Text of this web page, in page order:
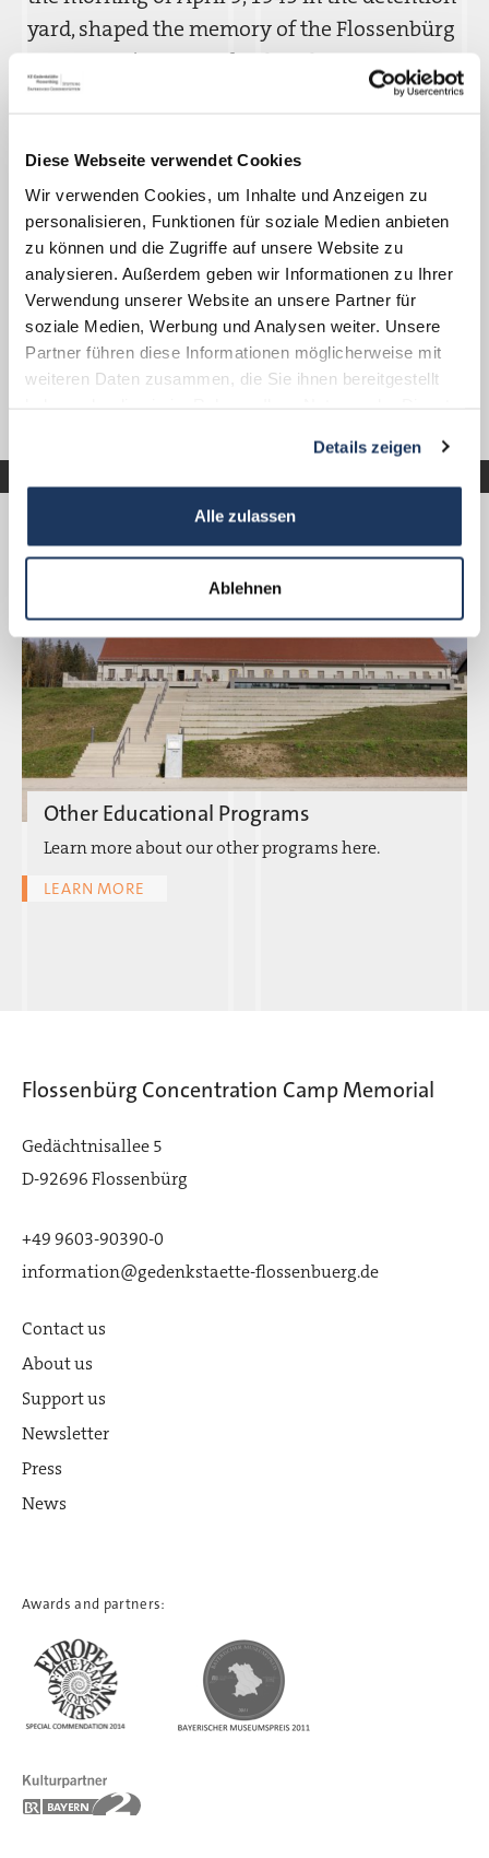
Diese Webseite verwendet Cookies
Wir verwenden Cookies, um Inhalte und Anzeigen zu
personalisieren, Funktionen für soziale Medien anbieten
zu können und die Zugriffe auf unsere Website zu
analysieren. Außerdem geben wir Informationen zu Ihrer
Verwendung unserer Website an unsere Partner für
soziale Medien, Werbung und Analysen weiter. Unsere
Partner führen diese Informationen möglicherweise mit
weiteren Daten zusammen, die Sie ihnen bereitgestellt
Details zeigen
Alle zulassen
Ablehnen
yard, shaped the memory of the Flossenbürg
concentration camp for decades.
and work of Dietrich Bonhoeffer, as well as
his opposition to the National Socialist
dictatorship.
Booking Request
Other Educational Programs
Learn more about our other programs here.
LEARN MORE
Flossenbürg Concentration Camp Memorial
Gedächtnisallee 5
D-92696 Flossenbürg
+49 9603-90390-0
information@gedenkstaette-flossenbuerg.de
Contact us
About us
Support us
Newsletter
Press
News
Awards and partners: